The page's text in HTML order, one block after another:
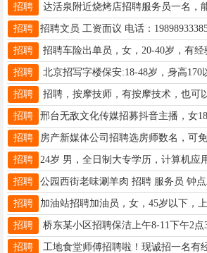
招聘
招聘 招聘文员 工资面议 电话：
招聘
招聘
招聘
招聘
招聘
招聘
招聘
招聘
招聘
招聘